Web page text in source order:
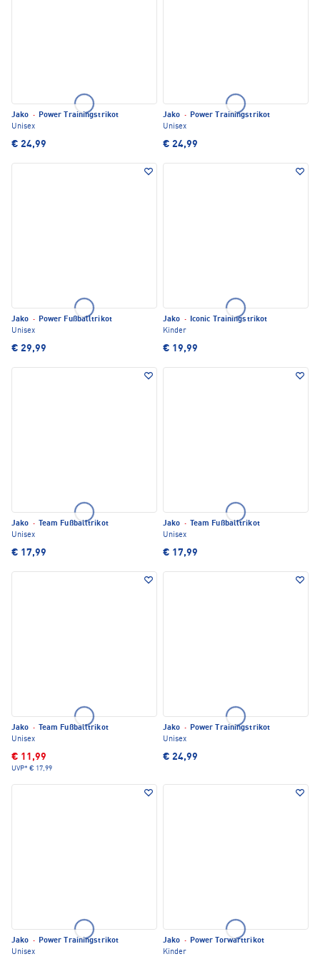
Jako · Power Trainingstrikot
Unisex
€ 24,99
Jako · Power Trainingstrikot
Unisex
€ 24,99
Jako · Power Fußballtrikot
Unisex
€ 29,99
Jako · Iconic Trainingstrikot
Kinder
€ 19,99
Jako ·
Team Fußballtrikot
Unisex
€ 17,99
Jako ·
Team Fußballtrikot
Unisex
€ 17,99
Jako ·
Team Fußballtrikot
Unisex
€ 11,99
UVP* € 17,99
Jako · Power Trainingstrikot
Unisex
€ 24,99
Jako · Power Trainingstrikot
Unisex
Jako · Power Torwarttrikot
Kinder